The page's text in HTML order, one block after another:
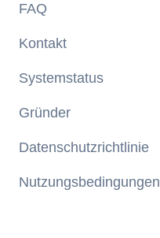
FAQ
Kontakt
Systemstatus
Gründer
Datenschutzrichtlinie
Nutzungsbedingungen